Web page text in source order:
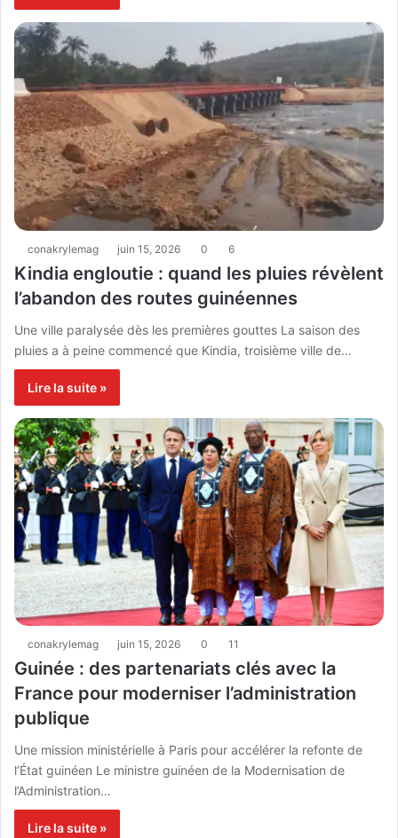
conakrylemag juin 15, 2026 0 6
Kindia engloutie : quand les pluies révèlent
l’abandon des routes guinéennes
Une ville paralysée dès les premières gouttes La saison des
pluies a à peine commencé que Kindia, troisième ville de…
Lire la suite »
conakrylemag juin 15, 2026 0 11
Guinée : des partenariats clés avec la
France pour moderniser l’administration
publique
Une mission ministérielle à Paris pour accélérer la refonte de
l’État guinéen Le ministre guinéen de la Modernisation de
l’Administration…
Lire la suite »